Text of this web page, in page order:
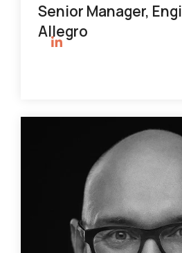
Senior Manager,
Allegro